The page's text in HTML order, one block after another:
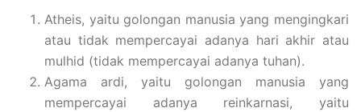
Atheis, yaitu golongan manusia yang mengingkari
atau tidak mempercayai adanya hari akhir atau
mulhid (tidak mempercayai adanya tuhan).
Agama ardi, yaitu golongan manusia yang
mempercayai adanya reinkarnasi, yaitu